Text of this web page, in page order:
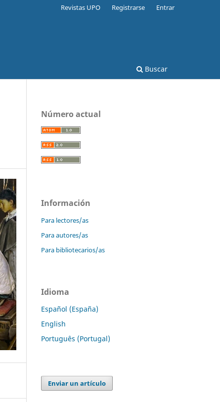
Buscar
Revistas UPO Registrarse Entrar
Número actual
Información
Para lectores/as
Para autores/as
Para bibliotecarios/as
Idioma
Español (España)
English
Português (Portugal)
Enviar un artículo